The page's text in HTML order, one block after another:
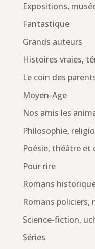
Expositions,
Fantastique
Grands auteurs
Histoires vraies,
Le coin des
Moyen-Age
Nos amis les
Philosophie,
Poésie, théâtre et
Pour rire
Romans
Romans policiers,
Science-fiction,
Séries